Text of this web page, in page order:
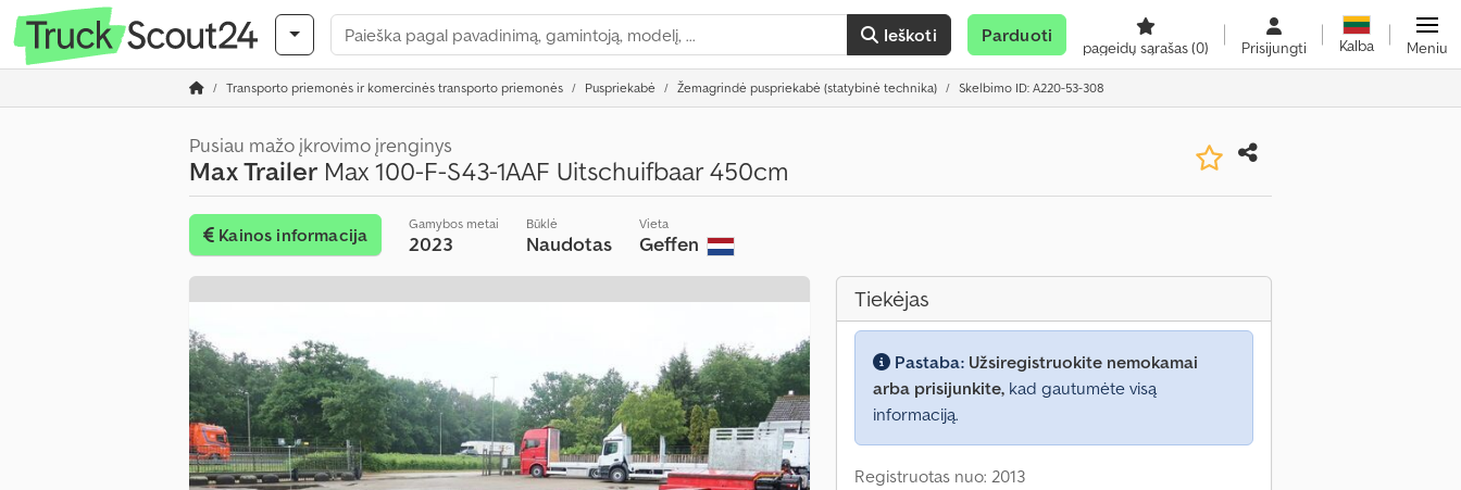
Ieškoti Parduoti
pageidų sąrašas(0) Prisijungti Kalba Meniu
Transporto priemonės ir komercinės transporto priemonės Puspriekabė Žemagrindė puspriekabė (statybinė technika) Skelbimo ID: A220-53-308
Pusiau mažo įkrovimo įrenginys
Max Trailer Max 100-F-S43-1AAF Uitschuifbaar 450cm
Kainos informacija
Gamybos metai
2023
Būklė
Naudotas
Vieta
Geffen
Tiekėjas
Pastaba: Užsiregistruokite nemokamai
arba prisijunkite, kad gautumėte visą
informaciją.
Registruotas nuo: 2013